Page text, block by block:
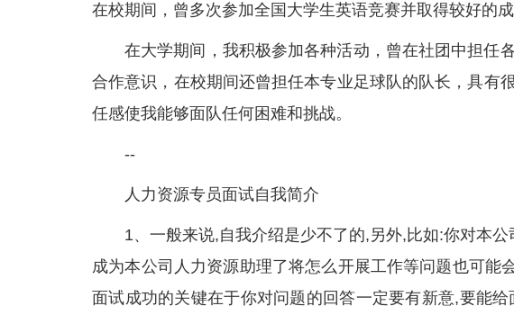
在校期间，曾多次参加全国大学生英语竞赛并取得较好的成
在大学期间，我积极参加各种活动，曾在社团中担任
合作意识，在校期间还曾担任本专业足球队的队长，具有
任感使我能够面队任何困难和挑战。
--
人力资源专员面试自我简介
1、一般来说,自我介绍是少不了的,另外,比如:你对本
成为本公司人力资源助理了将怎么开展工作等问题也可能
面试成功的关键在于你对问题的回答一定要有新意,要能